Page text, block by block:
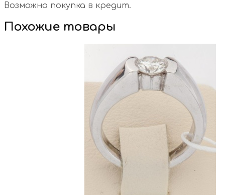
Возможна покупка в кредит.
Похожие товары